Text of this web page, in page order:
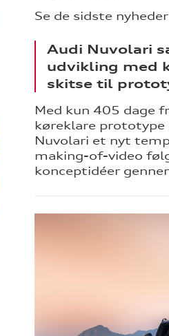
Se de sidste
Audi Nuvolari
udvikling med
skitse til
Med kun 405 dage
køreklare prototype
Nuvolari et nyt
making-of-video
konceptidéer